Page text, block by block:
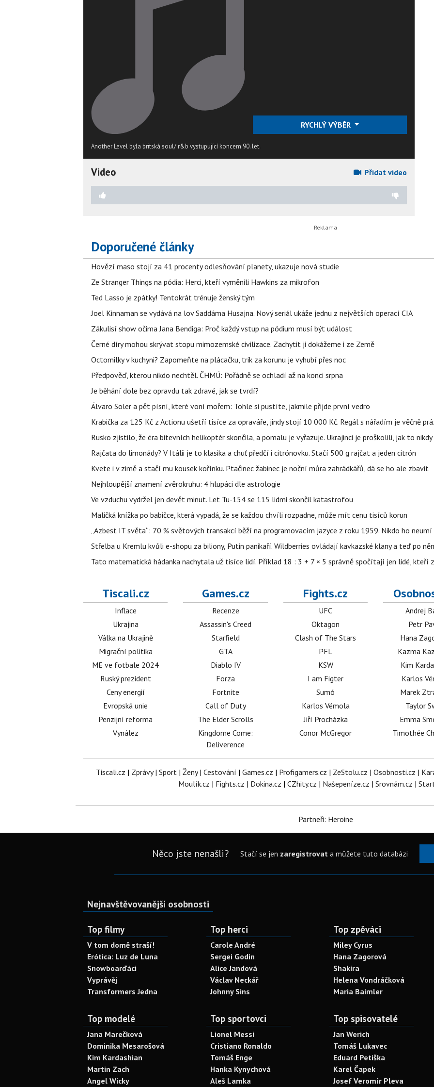
RYCHLÝ VÝBĚR
Another Level byla britská soul/ r&b vystupující koncem 90. let.
Video Přidat video
Doporučené články
Hovězí maso stojí za 41 procenty odlesňování planety, ukazuje nová studie
Ze Stranger Things na pódia: Herci, kteří vyměnili Hawkins za mikrofon
Ted Lasso je zpátky! Tentokrát trénuje ženský tým
Joel Kinnaman se vydává na lov Saddáma Husajna. Nový seriál ukáže jednu z největších operací CIA
Zákulisí show očima Jana Bendiga: Proč každý vstup na pódium musí být událost
Černé díry mohou skrývat stopu mimozemské civilizace. Zachytit ji dokážeme i ze Země
Octomilky v kuchyni? Zapomeňte na plácačku, trik za korunu je vyhubí přes noc
Předpověď, kterou nikdo nechtěl. ČHMÚ: Pořádně se ochladí až na konci srpna
Je běhání dole bez opravdu tak zdravé, jak se tvrdí?
Álvaro Soler a pět písní, které voní mořem: Tohle si pustíte, jakmile přijde první vedro
Krabička za 125 Kč z Actionu ušetří tisíce za opraváře, jindy stojí 10 000 Kč. Regál s nářadím je věčně
Rusko zjistilo, že éra bitevních helikoptér skončila, a pomalu je vyřazuje. Ukrajinci je proškolili, jak to nikdy
Rajčata do limonády? V Itálii je to klasika a chuť předčí i citrónovku. Stačí 500 g rajčat a jeden citrón
Kvete i v zimě a stačí mu kousek kořínku. Ptačinec žabinec je noční můra zahrádkářů, dá se ho ale zbavit
Nejhloupější znamení zvěrokruhu: 4 hlupáci dle astrologie
Ve vzduchu vydržel jen devět minut. Let Tu-154 se 115 lidmi skončil katastrofou
Maličká knížka po babičce, která vypadá, že se každou chvíli rozpadne, může mít cenu tisíců korun
„Azbest IT světa“: 70 % světových transakcí běží na programovacím jazyce z roku 1959. Nikdo ho
Střelba u Kremlu kvůli e-shopu za biliony, Putin panikaří. Wildberries ovládají kavkazské klany a teď po
Tato matematická hádanka nachytala už tisíce lidí. Příklad 18 : 3 + 7 × 5 správně spočítají jen lidé, kteří
Tiscali.cz
Inflace
Ukrajina
Válka na Ukrajině
Migrační politika
ME ve fotbale 2024
Ruský prezident
Ceny energií
Evropská unie
Penzijní reforma
Vynález
Games.cz
Recenze
Assassin's Creed
Starfield
GTA
Diablo IV
Forza
Fortnite
Call of Duty
The Elder Scrolls
Kingdome Come:
Deliverence
Fights.cz
UFC
Oktagon
Clash of The Stars
PFL
KSW
I am Figter
Sumó
Karlos Vémola
Jiří Procházka
Conor McGregor
Andrej
Petr
Hana
Kazma
Kim
Karlos
Marek
Taylor
Emma
Timothée
Tiscali.cz | Zprávy| Sport| Ženy| Cestování | Games.cz | Profigamers.cz | ZeStolu.cz | Osobnosti.cz |
Moulík.cz | Fights.cz | Dokina.cz | CZhity.cz | Našepeníze.cz | Srovnám.cz |
Partneři: Heroine
Něco jste nenašli? Stačí se jen zaregistrovata můžete tuto databázi
Nejnavštěvovanější osobnosti
Top filmy
V tom domě straší!
Erótica: Luz de Luna
Snowboarďáci
Vyprávěj
Transformers Jedna
Top herci
Carole André
Sergei Godin
Alice Jandová
Václav Neckář
Johnny Sins
Top zpěváci
Miley Cyrus
Hana Zagorová
Shakira
Helena Vondráčková
Maria Baimler
Top modelé
Jana Marečková
Dominika Mesarošová
Kim Kardashian
Martin Zach
Angel Wicky
Top sportovci
Lionel Messi
Cristiano Ronaldo
Tomáš Enge
Hanka Kynychová
Aleš Lamka
Top spisovatelé
Jan Werich
Tomáš Lukavec
Eduard Petiška
Karel Čapek
Josef Veromír Pleva